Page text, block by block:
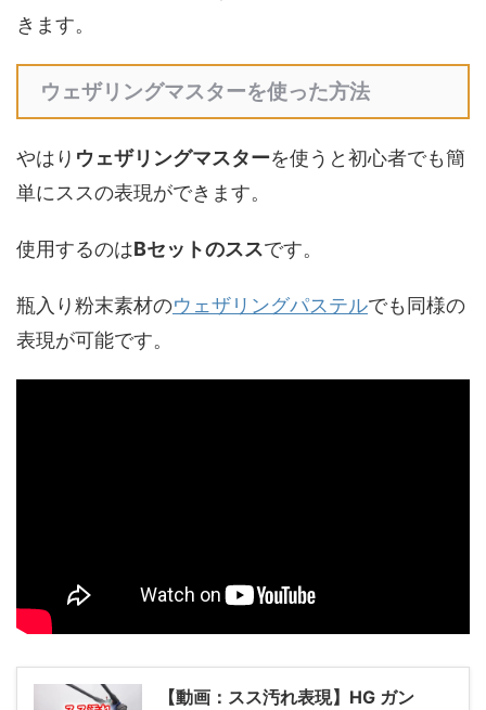
きます。
ウェザリングマスターを使った方法
やはり ウェザリングマスターを使うと初心者でも簡
単にススの表現ができます。
使用するのはBセットのススです。
瓶入り粉末素材のウェザリングパステルでも同様の
表現が可能です。
【動画：スス汚れ表現】HG ガン